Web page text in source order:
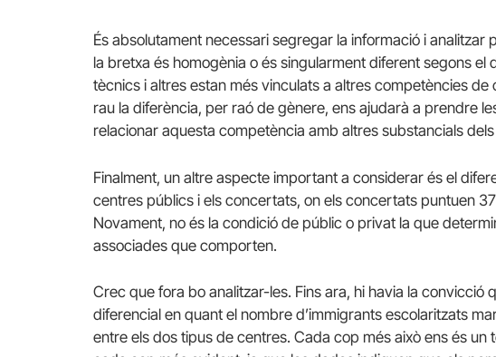
És absolutament necessari segregar la informació i analitzar
la bretxa és homogènia o és singularment diferent segons el
tècnics i altres estan més vinculats a altres competències
rau la diferència, per raó de gènere, ens ajudarà a prendre
relacionar aquesta competència amb altres substancials
Finalment, un altre aspecte important a considerar és el
centres públics i els concertats, on els concertats puntuen
Novament, no és la condició de públic o privat la que
associades que comporten.
Crec que fora bo analitzar-les. Fins ara, hi havia la convicció
diferencial en quant el nombre d’immigrants escolaritzats
entre els dos tipus de centres. Cada cop més això ens és un